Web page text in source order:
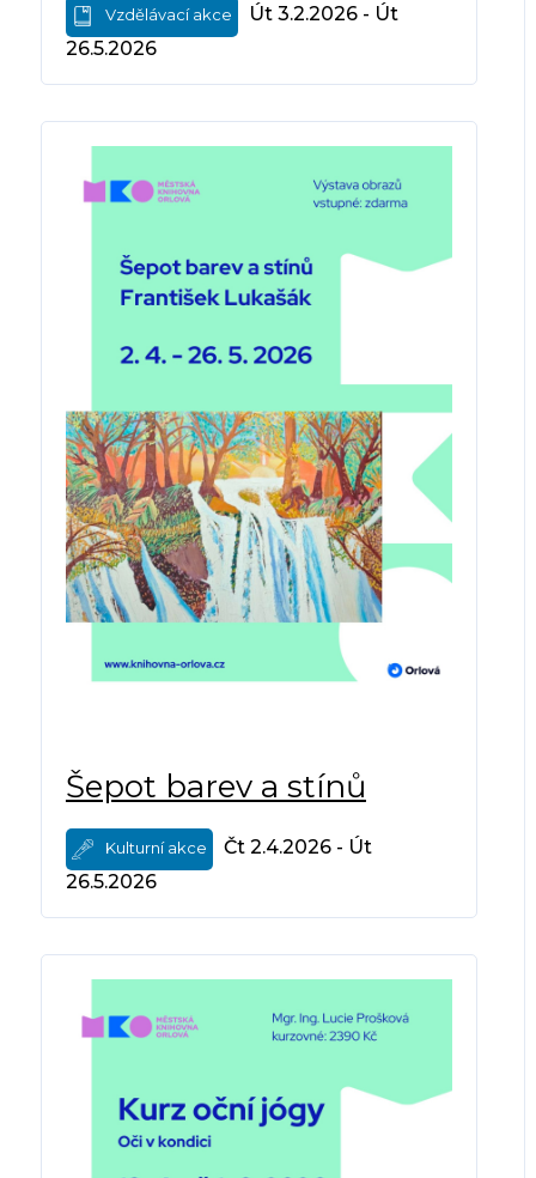
Vzdělávací akce
Út 3.2.2026 - Út
26.5.2026
Šepot barev a stínů
Kulturní akce
Čt 2.4.2026 - Út
26.5.2026